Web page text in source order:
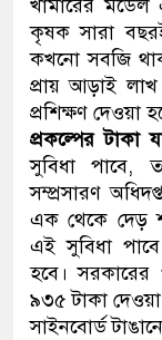
খামারের
কৃষক সারা
কখনো সবজি
প্রায় আড়াই
প্রশিক্ষণ দেওয়া
প্রকল্পের টাকা
সুবিধা পাবে,
সম্প্রসারণ
এক থেকে দেড়
এই সুবিধা
হবে। সরকারের
৯৩৫ টাকা
সাইনবোর্ড